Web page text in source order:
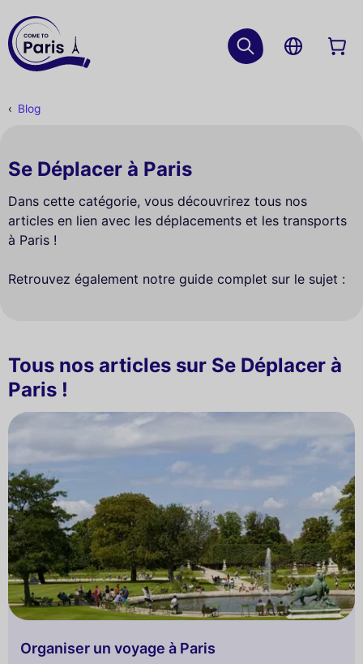
Blog
Se Déplacer à Paris
Dans cette catégorie, vous découvrirez tous nos
articles en lien avec les déplacements et les transports
à Paris !
Retrouvez également notre guide complet sur le sujet :
Tous nos articles sur Se Déplacer à
Paris !
Organiser un voyage à Paris